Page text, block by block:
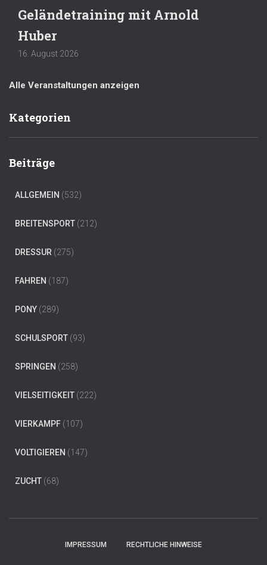
Geländetraining mit Arnold
Huber
16. August 2026
Alle Veranstaltungen anzeigen
Kategorien
Beiträge
ALLGEMEIN (532)
BREITENSPORT (212)
DRESSUR (275)
FAHREN (187)
PONY (289)
SCHULSPORT (93)
SPRINGEN (258)
VIELSEITIGKEIT (222)
VIERKAMPF (107)
VOLTIGIEREN (147)
ZUCHT (68)
IMPRESSUM RECHTLICHE HINWEISE